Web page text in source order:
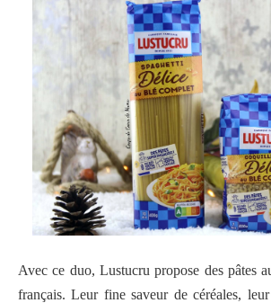
Avec ce duo, Lustucru propose des pâtes
français. Leur fine saveur de céréales,